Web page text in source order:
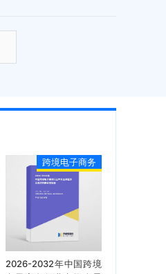
跨境电子商务
2026-2032年中国跨境